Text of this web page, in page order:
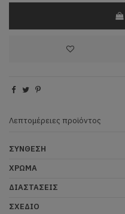
Λεπτομέρειες προϊόντος
ΣΥΝΘΕΣΗ
ΧΡΩΜΑ
ΔΙΑΣΤΑΣΕΙΣ
ΣΧΕΔΙΟ